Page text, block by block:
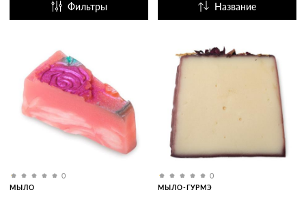
Фильтры Название
0
МЫЛО
0
МЫЛО-ГУРМЭ